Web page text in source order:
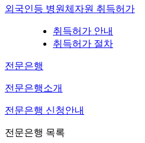
외국인등 병원체자원 취득허가
취득허가 안내
취득허가 절차
전문은행
전문은행소개
전문은행 신청안내
전문은행 목록